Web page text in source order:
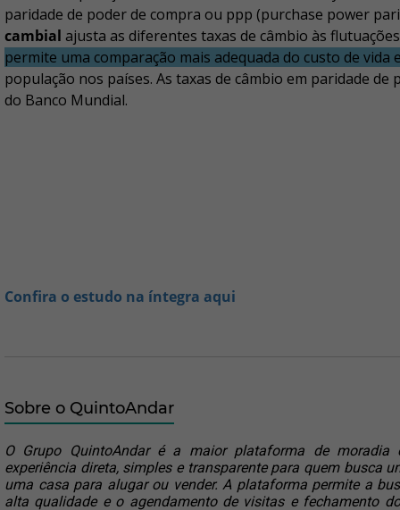
paridade de poder de compra ou ppp (purchase power
cambial ajusta as diferentes taxas de câmbio às
permite uma comparação mais adequada do custo de vida
população nos países. As taxas de câmbio em paridade
do Banco Mundial.
Confira o estudo na íntegra aqui
Sobre o QuintoAndar
O Grupo QuintoAndar é a maior plataforma de
experiência direta, simples e transparente para quem busca
uma casa para alugar ou vender. A plataforma permite a
alta qualidade e o agendamento de visitas e fechamento